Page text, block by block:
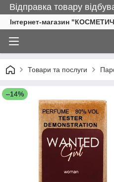
Відправка товару
Інтернет-магазин
Товари та послуги
–14%